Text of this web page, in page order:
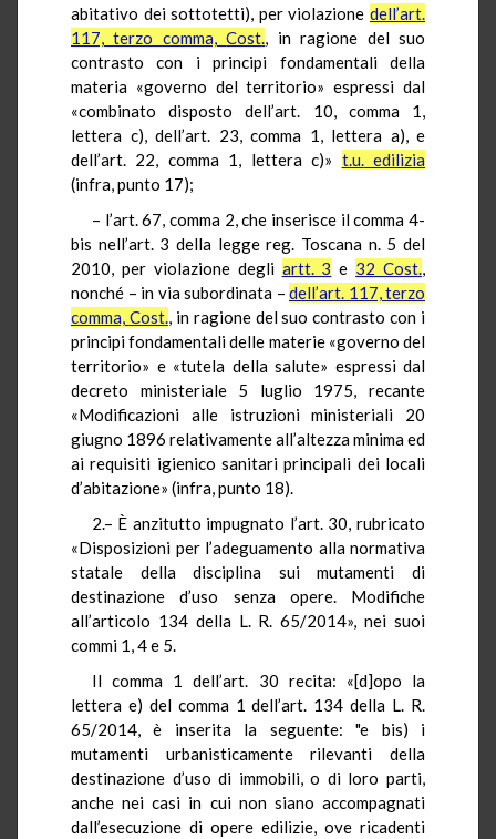
abitativo dei sottotetti), per violazione dell’art.
117, terzo comma,Cost., in ragione del suo
contrasto con i principi fondamentali della
materia «governo del territorio» espressi dal
«combinato disposto dell’art. 10, comma 1,
lettera c), dell’art. 23, comma 1, lettera a), e
dell’art. 22, comma 1, lettera c)» t.u.edilizia
(infra, punto 17);
– l’art. 67, comma 2, che inserisce il comma 4-
bis nell’art. 3 della legge reg. Toscana n. 5 del
2010, per violazione degli artt. 3 e 32 Cost.,
nonché – in via subordinata – dell’art. 117, terzo
comma, Cost., in ragione del suo contrasto con i
principi fondamentali delle materie «governo del
territorio» e «tutela della salute» espressi dal
decreto ministeriale 5 luglio 1975, recante
«Modificazioni alle istruzioni ministeriali 20
giugno 1896 relativamente all’altezza minima ed
ai requisiti igienico sanitari principali dei locali
d’abitazione» (infra, punto 18).
2.– È anzitutto impugnato l’art. 30, rubricato
«Disposizioni per l’adeguamento alla normativa
statale della disciplina sui mutamenti di
destinazione d’uso senza opere. Modifiche
all’articolo 134 della L. R. 65/2014», nei suoi
commi 1, 4 e 5.
Il comma 1 dell’art. 30 recita: «[d]opo la
lettera e) del comma 1 dell’art. 134 della L. R.
65/2014, è inserita la seguente: "e bis) i
mutamenti urbanisticamente rilevanti della
destinazione d’uso di immobili, o di loro parti,
anche nei casi in cui non siano accompagnati
dall’esecuzione di opere edilizie, ove ricadenti